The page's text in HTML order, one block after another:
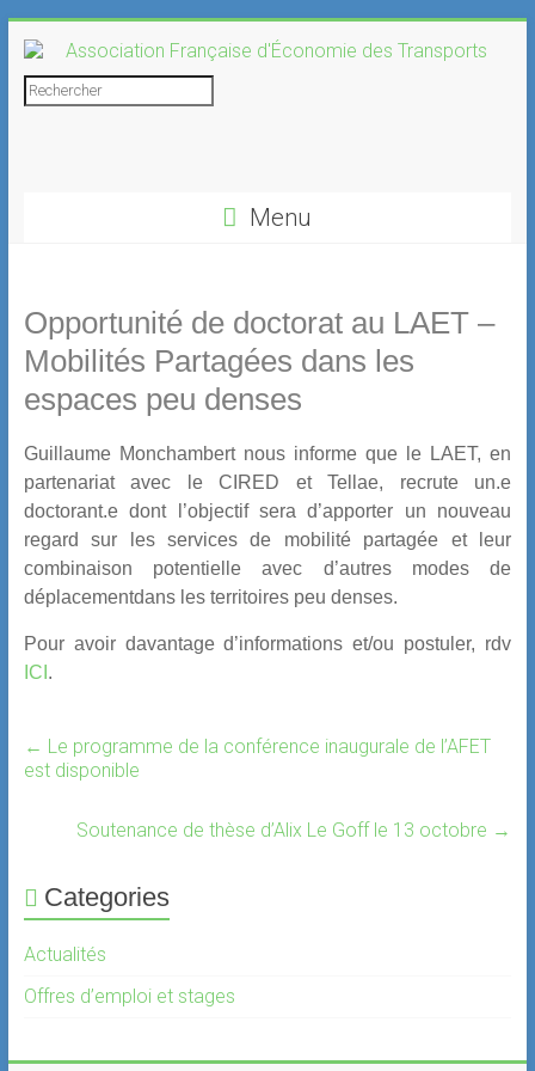
to
content
Association
Menu
Opportunité de doctorat au LAET –
Mobilités Partagées dans les
espaces peu denses
Guillaume Monchambert nous informe que le LAET, en
partenariat avec le CIRED et Tellae, recrute un.e
doctorant.e dont l’objectif sera d’apporter un nouveau
regard sur les services de mobilité partagée et leur
combinaison potentielle avec d’autres modes de
déplacementdans les territoires peu denses.
Pour avoir davantage d’informations et/ou postuler, rdv
ICI .
← Le programme de la conférence inaugurale de l’AFET
est disponible
Soutenance de thèse d’Alix Le Goff le 13 octobre →
Categories
Actualités
Offres d’emploi et stages